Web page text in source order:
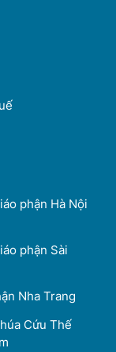
phận Hà Nội
phận Sài
Nha Trang
Cứu Thế